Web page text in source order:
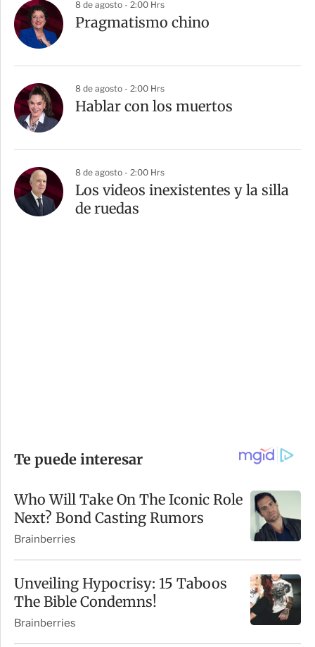
8 de agosto - 2:00 Hrs
Pragmatismo chino
8 de agosto - 2:00 Hrs
Hablar con los muertos
8 de agosto - 2:00 Hrs
Los videos inexistentes y la silla
de ruedas